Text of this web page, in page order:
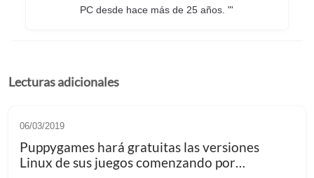
PC desde hace más de 25 años. "'
Lecturas adicionales
06/03/2019
Puppygames hará gratuitas las versiones
Linux de sus juegos comenzando por